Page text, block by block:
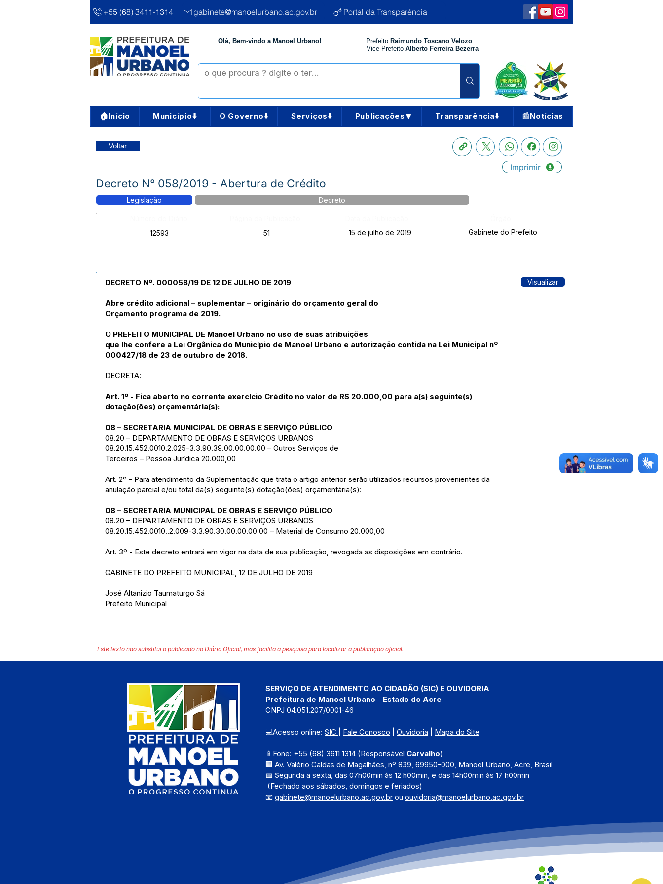
+55 (68) 3411-1314 gabinete@manoelurbano.ac.gov.br Portal da Transparência
Olá, Bem-vindo a Manoel Urbano! Prefeito Raimundo Toscano Velozo
Vice-Prefeito Alberto Ferreira Bezerra
🏠Início Município⬇️ O Governo⬇️ Serviços⬇️ Publicações🔽 Transparência⬇️ 📰Notícias
Voltar
Imprimir
Decreto N° 058/2019 - Abertura de Crédito
Legislação Decreto
12593
51 15 de julho de 2019 Gabinete do Prefeito
DECRETO Nº. 000058/19 DE 12 DE JULHO DE 2019
Abre crédito adicional – suplementar – originário do orçamento geral do
Orçamento programa de 2019.
O PREFEITO MUNICIPAL DE Manoel Urbano no uso de suas atribuições
que lhe confere a Lei Orgânica do Município de Manoel Urbano e autorização contida na Lei Municipal nº
000427/18 de 23 de outubro de 2018.
DECRETA:
Art. 1º - Fica aberto no corrente exercício Crédito no valor de R$ 20.000,00 para a(s) seguinte(s)
dotação(ões) orçamentária(s):
08 – SECRETARIA MUNICIPAL DE OBRAS E SERVIÇO PÚBLICO
08.20 – DEPARTAMENTO DE OBRAS E SERVIÇOS URBANOS
08.20.15.452.0010.2.025-3.3.90.39.00.00.00.00 – Outros Serviços de
Terceiros – Pessoa Jurídica 20.000,00
Art. 2º - Para atendimento da Suplementação que trata o artigo anterior serão utilizados recursos provenientes da
anulação parcial e/ou total da(s) seguinte(s) dotação(ões) orçamentária(s):
08 – SECRETARIA MUNICIPAL DE OBRAS E SERVIÇO PÚBLICO
08.20 – DEPARTAMENTO DE OBRAS E SERVIÇOS URBANOS
08.20.15.452.0010..2.009-3.3.90.30.00.00.00.00 – Material de Consumo 20.000,00
Art. 3º - Este decreto entrará em vigor na data de sua publicação, revogada as disposições em contrário.
GABINETE DO PREFEITO MUNICIPAL, 12 DE JULHO DE 2019
José Altanizio Taumaturgo Sá
Prefeito Municipal
Visualizar
Este texto não substitui o publicado no Diário Oficial, mas facilita a pesquisa para localizar a publicação oficial.
SERVIÇO DE ATENDIMENTO AO CIDADÃO (SIC) E OUVIDORIA
Prefeitura de Manoel Urbano - Estado do Acre
CNPJ 04.051.207/0001-46
💻Acesso online: SIC Fale Conosco Ouvidoria Mapa do Site
📱Fone: +55 (68) 3611 1314 (Responsável Carvalho)
🏢 Av. Valério Caldas de Magalhães, nº 839, 69950-000, Manoel Urbano, Acre, Brasil
📅 Segunda a sexta, das 07h00min às 12 h00min, e das 14h00min às 17 h00min
(Fechado aos sábados, domingos e feriados)
📧 gabinete@manoelurbano.ac.gov.br ou ouvidoria@manoelurbano.ac.gov.br